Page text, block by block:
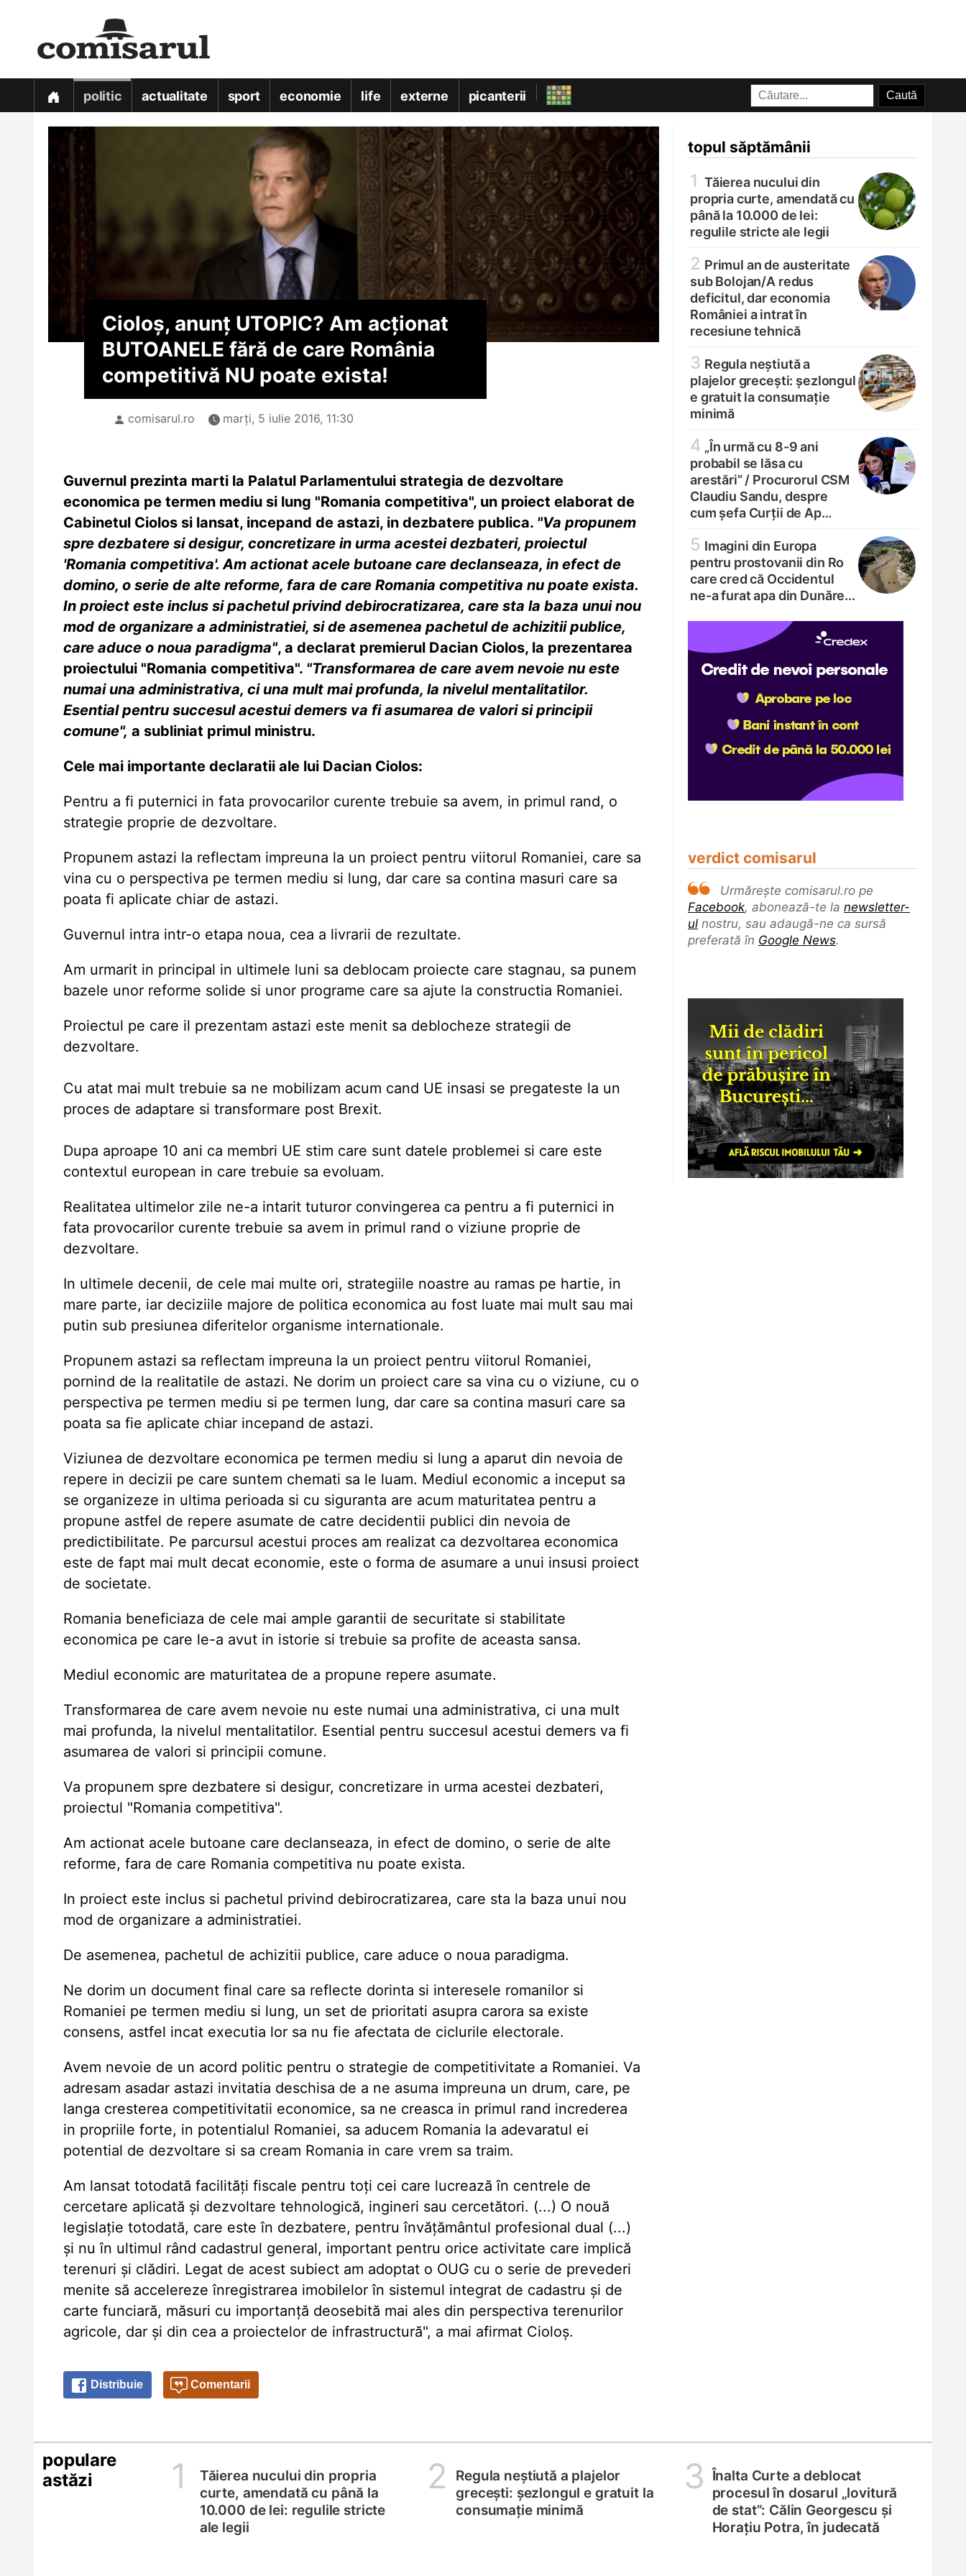
politic actualitate sport economie life externe picanterii
topul săptămânii
1 Tăierea nucului din
propria curte, amendată cu
până la 10.000 de lei:
regulile stricte ale legii
2 Primul an de austeritate
sub Bolojan/A redus
deficitul, dar economia
României a intrat în
recesiune tehnică
3 Regula neștiută a
plajelor grecești: șezlongul
e gratuit la consumație
minimă
4 „În urmă cu 8-9 ani
probabil se lăsa cu
arestări” / Procurorul CSM
Claudiu Sandu, despre
cum șefa Curții de Ap…
5 Imagini din Europa
pentru prostovanii din Ro
care cred că Occidentul
ne-a furat apa din Dunăre...
verdict comisarul
Urmărește comisarul.ro pe
Facebook, abonează-te la newsletter-
ul nostru, sau adaugă-ne ca sursă
preferată în Google News.
Cioloș, anunț UTOPIC? Am acționat
BUTOANELE fără de care România
competitivă NU poate exista!
comisarul.ro marți, 5 iulie 2016, 11:30
Guvernul prezinta marti la Palatul Parlamentului strategia de dezvoltare
economica pe termen mediu si lung "Romania competitiva", un proiect elaborat de
Cabinetul Ciolos si lansat, incepand de astazi, in dezbatere publica. "Va propunem
spre dezbatere si desigur, concretizare in urma acestei dezbateri, proiectul
'Romania competitiva'. Am actionat acele butoane care declanseaza, in efect de
domino, o serie de alte reforme, fara de care Romania competitiva nu poate exista.
In proiect este inclus si pachetul privind debirocratizarea, care sta la baza unui nou
mod de organizare a administratiei, si de asemenea pachetul de achizitii publice,
care aduce o noua paradigma", a declarat premierul Dacian Ciolos, la prezentarea
proiectului "Romania competitiva". "Transformarea de care avem nevoie nu este
numai una administrativa, ci una mult mai profunda, la nivelul mentalitatilor.
Esential pentru succesul acestui demers va fi asumarea de valori si principii
comune", a subliniat primul ministru.
Cele mai importante declaratii ale lui Dacian Ciolos:
Pentru a fi puternici in fata provocarilor curente trebuie sa avem, in primul rand, o
strategie proprie de dezvoltare.
Propunem astazi la reflectam impreuna la un proiect pentru viitorul Romaniei, care sa
vina cu o perspectiva pe termen mediu si lung, dar care sa contina masuri care sa
poata fi aplicate chiar de astazi.
Guvernul intra intr-o etapa noua, cea a livrarii de rezultate.
Am urmarit in principal in ultimele luni sa deblocam proiecte care stagnau, sa punem
bazele unor reforme solide si unor programe care sa ajute la constructia Romaniei.
Proiectul pe care il prezentam astazi este menit sa deblocheze strategii de
dezvoltare.
Cu atat mai mult trebuie sa ne mobilizam acum cand UE insasi se pregateste la un
proces de adaptare si transformare post Brexit.
Dupa aproape 10 ani ca membri UE stim care sunt datele problemei si care este
contextul european in care trebuie sa evoluam.
Realitatea ultimelor zile ne-a intarit tuturor convingerea ca pentru a fi puternici in
fata provocarilor curente trebuie sa avem in primul rand o viziune proprie de
dezvoltare.
In ultimele decenii, de cele mai multe ori, strategiile noastre au ramas pe hartie, in
mare parte, iar deciziile majore de politica economica au fost luate mai mult sau mai
putin sub presiunea diferitelor organisme internationale.
Propunem astazi sa reflectam impreuna la un proiect pentru viitorul Romaniei,
pornind de la realitatile de astazi. Ne dorim un proiect care sa vina cu o viziune, cu o
perspectiva pe termen mediu si pe termen lung, dar care sa contina masuri care sa
poata sa fie aplicate chiar incepand de astazi.
Viziunea de dezvoltare economica pe termen mediu si lung a aparut din nevoia de
repere in decizii pe care suntem chemati sa le luam. Mediul economic a inceput sa
se organizeze in ultima perioada si cu siguranta are acum maturitatea pentru a
propune astfel de repere asumate de catre decidentii publici din nevoia de
predictibilitate. Pe parcursul acestui proces am realizat ca dezvoltarea economica
este de fapt mai mult decat economie, este o forma de asumare a unui insusi proiect
de societate.
Romania beneficiaza de cele mai ample garantii de securitate si stabilitate
economica pe care le-a avut in istorie si trebuie sa profite de aceasta sansa.
Mediul economic are maturitatea de a propune repere asumate.
Transformarea de care avem nevoie nu este numai una administrativa, ci una mult
mai profunda, la nivelul mentalitatilor. Esential pentru succesul acestui demers va fi
asumarea de valori si principii comune.
Va propunem spre dezbatere si desigur, concretizare in urma acestei dezbateri,
proiectul "Romania competitiva".
Am actionat acele butoane care declanseaza, in efect de domino, o serie de alte
reforme, fara de care Romania competitiva nu poate exista.
In proiect este inclus si pachetul privind debirocratizarea, care sta la baza unui nou
mod de organizare a administratiei.
De asemenea, pachetul de achizitii publice, care aduce o noua paradigma.
Ne dorim un document final care sa reflecte dorinta si interesele romanilor si
Romaniei pe termen mediu si lung, un set de prioritati asupra carora sa existe
consens, astfel incat executia lor sa nu fie afectata de ciclurile electorale.
Avem nevoie de un acord politic pentru o strategie de competitivitate a Romaniei. Va
adresam asadar astazi invitatia deschisa de a ne asuma impreuna un drum, care, pe
langa cresterea competitivitatii economice, sa ne creasca in primul rand increderea
in propriile forte, in potentialul Romaniei, sa aducem Romania la adevaratul ei
potential de dezvoltare si sa cream Romania in care vrem sa traim.
Am lansat totodată facilități fiscale pentru toți cei care lucrează în centrele de
cercetare aplicată și dezvoltare tehnologică, ingineri sau cercetători. (...) O nouă
legislație totodată, care este în dezbatere, pentru învățământul profesional dual (...)
și nu în ultimul rând cadastrul general, important pentru orice activitate care implică
terenuri și clădiri. Legat de acest subiect am adoptat o OUG cu o serie de prevederi
menite să accelereze înregistrarea imobilelor în sistemul integrat de cadastru și de
carte funciară, măsuri cu importanță deosebită mai ales din perspectiva terenurilor
agricole, dar și din cea a proiectelor de infrastructură", a mai afirmat Cioloș.
Distribuie Comentarii
populare
astăzi
1
Tăierea nucului din propria
curte, amendată cu până la
10.000 de lei: regulile stricte
ale legii
2
Regula neștiută a plajelor
grecești: șezlongul e gratuit la
consumație minimă
3
Înalta Curte a deblocat
procesul în dosarul „lovitură
de stat”: Călin Georgescu și
Horațiu Potra, în judecată